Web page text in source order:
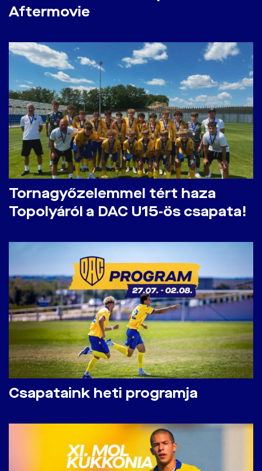
Aftermovie
​Tornagyőzelemmel tért haza
Topolyáról a DAC U15-ös csapata!
Csapataink heti programja